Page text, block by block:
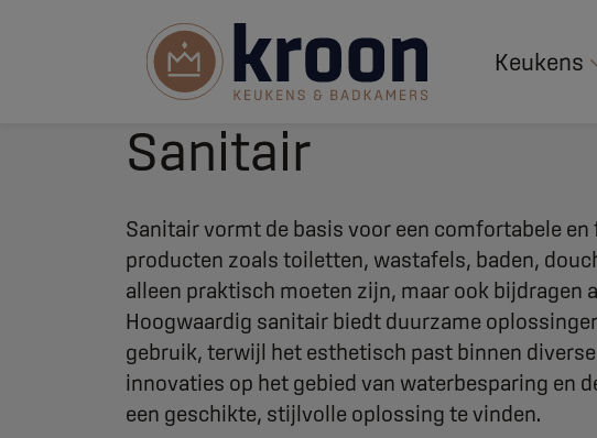
Keukens
Sanitair
Sanitair vormt de basis voor een comfortabele
producten zoals toiletten, wastafels, baden,
alleen praktisch moeten zijn, maar ook bijdragen
Hoogwaardig sanitair biedt duurzame
gebruik, terwijl het esthetisch past binnen
innovaties op het gebied van waterbesparing en
een geschikte, stijlvolle oplossing te vinden.